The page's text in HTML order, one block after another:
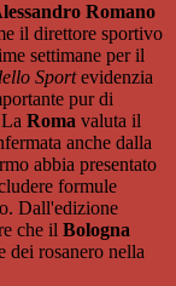
Romano
il direttore sportivo
settimane per il
Sportevidenzia
pur di
Roma valuta il
anche dalla
abbia presentato
formule
Dall'edizione
che il Bologna
dei rosanero nella